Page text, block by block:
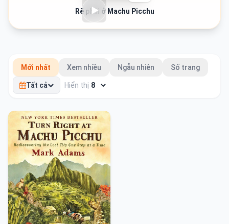
Rẽ phải ở Machu Picchu
Mới nhất Xem nhiều Ngẫu nhiên Số trang
Tất cả Hiển thị